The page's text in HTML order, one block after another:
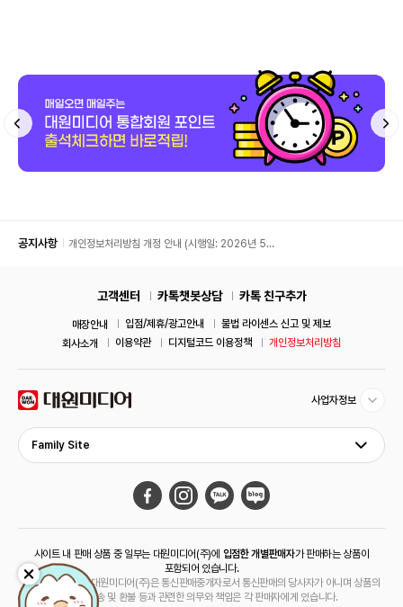
공지사항
개인정보처리방침 개정 안내 (시행일: 2026년 5월
고객센터 카톡챗봇상담 카톡 친구추가
매장안내 입점/제휴/광고안내
불법 라이센스 신고 및 제보
회사소개
이용약관 디지털코드 이용정책 개인정보처리방침
사업자정보
Family Site
사이트 내 판매 상품 중 일부는 대원미디어(주)에 입점한 개별판매자가 판매하는 상품이
포함되어 있습니다.
해당 상품의 경우 대원미디어(주)은 통신판매중개자로서 통신판매의 당사자가 아니며 상품의
주문, 배송 및 환불 등과 관련한 의무와 책임은 각 판매자에게 있습니다.